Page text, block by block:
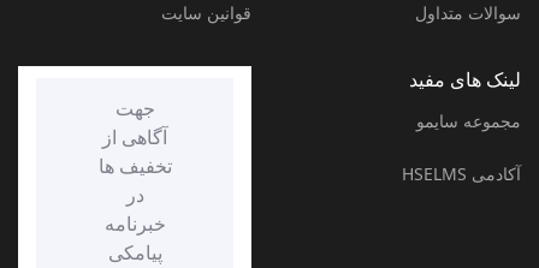
سوالات متداول قوانین سایت
لینک های مفید
مجموعه سایمو
آکادمی HSELMS
جهت
آگاهی از
تخفیف ها
در
خبرنامه
پیامکی